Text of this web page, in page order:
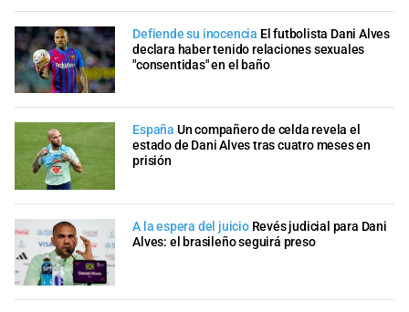
Defiende su inocencia El futbolista Dani Alves
declara haber tenido relaciones sexuales
"consentidas" en el baño
España Un compañero de celda revela el
estado de Dani Alves tras cuatro meses en
prisión
A la espera del juicio Revés judicial para Dani
Alves: el brasileño seguirá preso